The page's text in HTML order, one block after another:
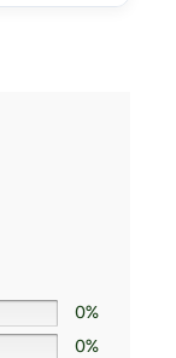
0%
0%